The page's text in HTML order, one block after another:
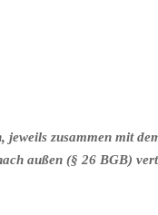
zusammen mit
außen (§ 26 BGB)